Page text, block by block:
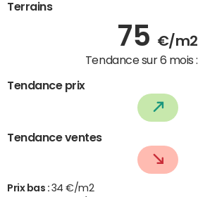
Terrains
75 €/m2
Tendance sur 6 mois :
Tendance prix
Tendance ventes
Prix bas : 34 €/m2